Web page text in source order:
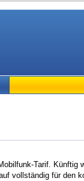
Tarif. Künftig
vollständig für den